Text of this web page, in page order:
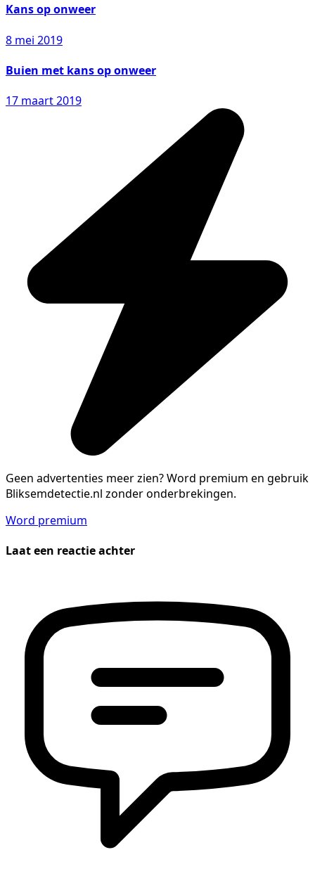
Kans op onweer
8 mei 2019
Buien met kans op onweer
17 maart 2019
Geen advertenties meer zien?Word premium en gebruik
Bliksemdetectie.nl zonder onderbrekingen.
Word premium
Laat een reactie achter